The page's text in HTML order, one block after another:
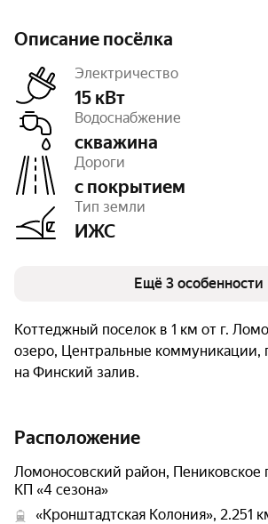
Описание посёлка
Электричество
15 кВт
Водоснабжение
скважина
Дороги
с покрытием
Тип земли
ИЖС
Площадь
20 га
Число объектов
Очереди
1
Ещё 3 особенности
Коттеджный поселок в 1 км от г. Ломоносов. Свое
озеро, Центральные коммуникации,
на Финский залив.
Расположение
Ломоносовский район, Пениковское
КП «4 сезона»
«Кронштадтская Колония», 2.251